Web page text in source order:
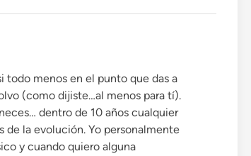
todo menos en el punto que das a
(como dijiste…al menos para tí).
dentro de 10 años cualquier
de la evolución. Yo personalmente
y cuando quiero alguna